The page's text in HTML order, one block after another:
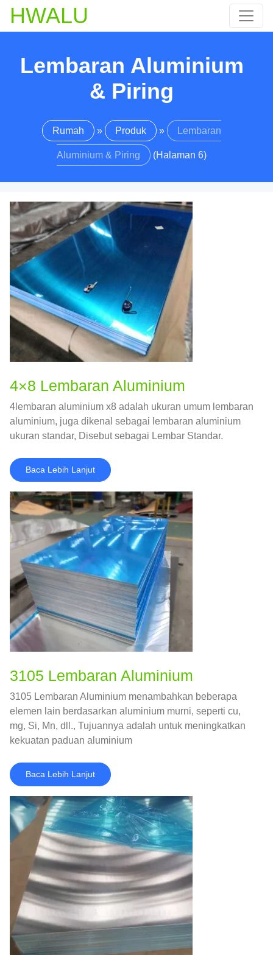
HWALU
Lembaran Aluminium
& Piring
Rumah » Produk » Lembaran
Aluminium & Piring (Halaman 6)
4×8 Lembaran Aluminium
4lembaran aluminium x8 adalah ukuran umum lembaran
aluminium, juga dikenal sebagai lembaran aluminium
ukuran standar, Disebut sebagai Lembar Standar.
Baca Lebih Lanjut
3105 Lembaran Aluminium
3105 Lembaran Aluminium menambahkan beberapa
elemen lain berdasarkan aluminium murni, seperti cu,
mg, Si, Mn, dll., Tujuannya adalah untuk meningkatkan
kekuatan paduan aluminium
Baca Lebih Lanjut